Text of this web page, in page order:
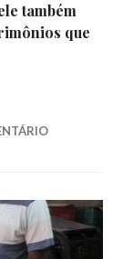
também
que
caminhos”